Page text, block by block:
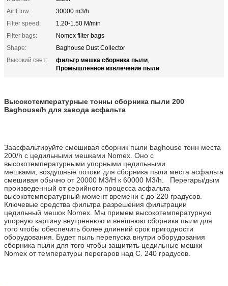
Air Flow:
30000 m3/h
Filter speed:
1.20-1.50 M/min
Filter bags:
Nomex filter bags
Shape:
Baghouse Dust Collector
Высокий свет:
фильтр мешка сборника пыли,
Промышленное извлечение пыли
Высокотемпературные тонны сборника пыли 200
Baghouse/h для завода асфальта
Заасфальтируйте смешивая сборник пыли baghouse тонн места
200/h с цедильными мешками Nomex. Оно с
высокотемпературными упорными цедильными
мешками, воздушные потоки для сборника пыли места асфальта
смешивая обычно от 20000 M3/H к 60000 M3/h. Перегары/дым
произведенный от серийного процесса асфальта
высокотемпературный момент времени c до 220 градусов.
Ключевые средства фильтра разрешения фильтрации
цедильный мешок Nomex. Мы примем высокотемпературную
упорную картину внутреннюю и внешнюю сборника пыли для
того чтобы обеспечить более длинний срок пригодности
оборудования. Будет пыль перепуска внутри оборудования
сборника пыли для того чтобы защитить цедильные мешки
Nomex от температуры перегаров над C. 240 градусов.